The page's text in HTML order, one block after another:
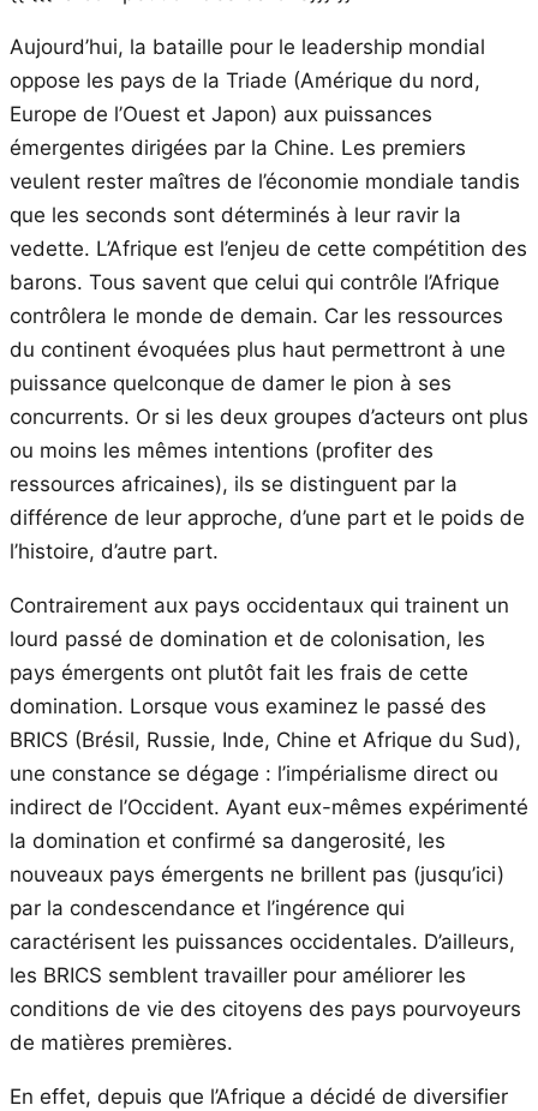
Aujourd’hui, la bataille pour le leadership mondial
oppose les pays de la Triade (Amérique du nord,
Europe de l’Ouest et Japon) aux puissances
émergentes dirigées par la Chine. Les premiers
veulent rester maîtres de l’économie mondiale tandis
que les seconds sont déterminés à leur ravir la
vedette. L’Afrique est l’enjeu de cette compétition des
barons. Tous savent que celui qui contrôle l’Afrique
contrôlera le monde de demain. Car les ressources
du continent évoquées plus haut permettront à une
puissance quelconque de damer le pion à ses
concurrents. Or si les deux groupes d’acteurs ont plus
ou moins les mêmes intentions (profiter des
ressources africaines), ils se distinguent par la
différence de leur approche, d’une part et le poids de
l’histoire, d’autre part.
Contrairement aux pays occidentaux qui trainent un
lourd passé de domination et de colonisation, les
pays émergents ont plutôt fait les frais de cette
domination. Lorsque vous examinez le passé des
BRICS (Brésil, Russie, Inde, Chine et Afrique du Sud),
une constance se dégage : l’impérialisme direct ou
indirect de l’Occident. Ayant eux-mêmes expérimenté
la domination et confirmé sa dangerosité, les
nouveaux pays émergents ne brillent pas (jusqu’ici)
par la condescendance et l’ingérence qui
caractérisent les puissances occidentales. D’ailleurs,
les BRICS semblent travailler pour améliorer les
conditions de vie des citoyens des pays pourvoyeurs
de matières premières.
En effet, depuis que l’Afrique a décidé de diversifier